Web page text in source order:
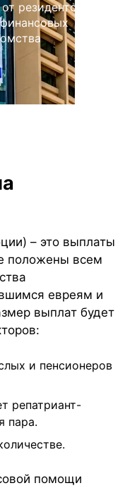
резидентства
– это выплаты
положены всем
евреям и
выплат будет
и пенсионеров
репатриант-
пара.
помощи